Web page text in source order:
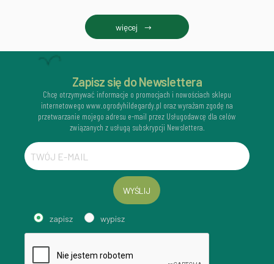
więcej
Zapisz się do Newslettera
Chcę otrzymywać informacje o promocjach i nowościach sklepu
internetowego www.ogrodyhildegardy.pl oraz wyrażam zgodę na
przetwarzanie mojego adresu e-mail przez Usługodawcę dla celów
związanych z usługą subskrypcji Newslettera.
WYŚLIJ
zapisz wypisz